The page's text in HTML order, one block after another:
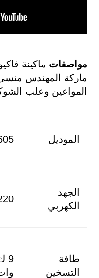
مواصفات
ماركة المهندس
المواعين وعلب
الموديل 605 ماركة مهندس
الجهد
الكهربي
220
طاقة
التسخين